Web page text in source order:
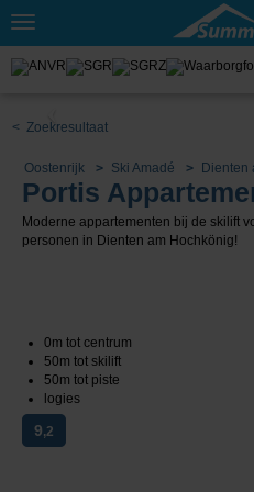
Toggle
< Zoekresultaat
Oostenrijk Ski Amadé Dienten
Portis
Moderne appartementen bij de skilift
personen in Dienten am Hochkönig!
0m tot centrum
50m tot skilift
50m tot piste
logies
9,2